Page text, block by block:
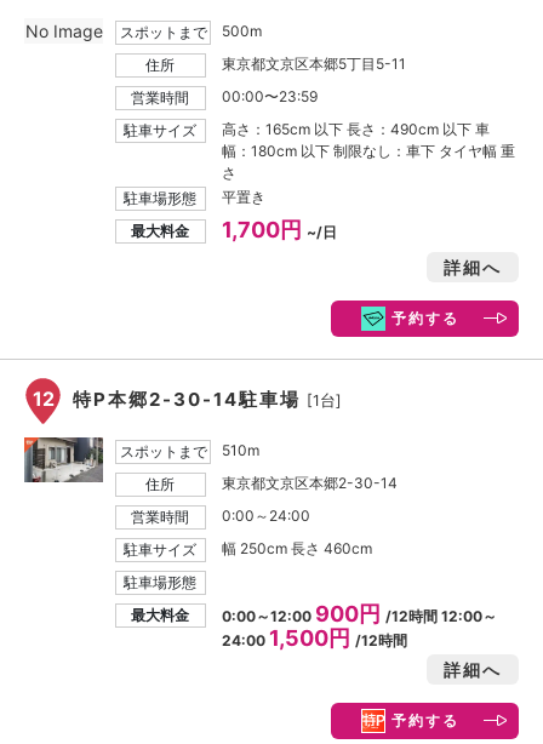
スポットまで
500m
住所
東京都文京区本郷5丁目5-11
営業時間
00:00〜23:59
駐車サイズ
高さ：165cm 以下 長さ：490cm 以下 車
幅：180cm 以下 制限なし：車下 タイヤ幅 重
さ
駐車場形態
平置き
最大料金
1,700円 ~/日
詳細へ
予約する
No Image
12 特P本郷2-30-14駐車場 [1台]
スポットまで
510m
住所
東京都文京区本郷2-30-14
営業時間
0:00～24:00
駐車サイズ
幅 250cm 長さ 460cm
駐車場形態
最大料金
0:00～12:00 900円 /12時間 12:00～
24:00 1,500円 /12時間
詳細へ
予約する